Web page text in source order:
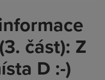
část): Z
D :-)